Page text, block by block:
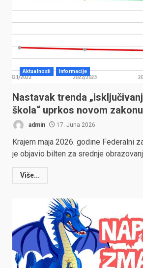
Aktualnosti Informacije
Nastavak trenda
škola“ uprkos novom
admin 17. Juna 2026.
Krajem maja 2026. godine Federalni
je objavio bilten za srednje
Više...